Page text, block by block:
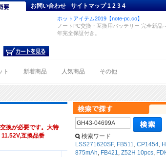
お問い合わせ サイトマップ 1234
ホットアイテム2019【note-pc.co】
ノートPC交換・互換用バッテリー 完全新品
年完全保証付き。
ト 新着商品 人気商品 その他
換が必要です。大特
互換品番
検索ワード
LSS271620SF, FB511,CP1454,
875mAh, FB421,Z52H 10pcs,